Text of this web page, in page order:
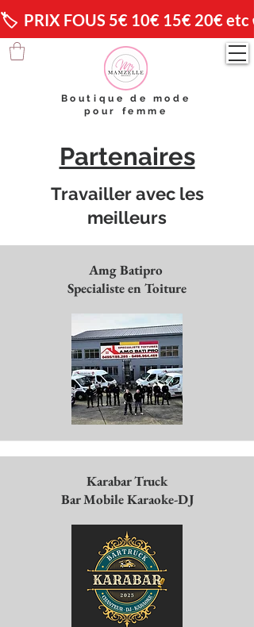
🏷️  PRIX FOUS 5€ 10€ 15€ 20€ etc
Boutique de mode
pour femme
Partenaires
Travailler avec les
meilleurs
Amg Batipro
Specialiste en Toiture
Karabar Truck
Bar Mobile Karaoke-DJ